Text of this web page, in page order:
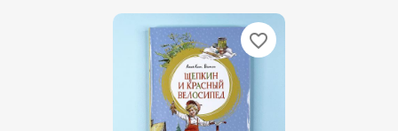
favorite_border